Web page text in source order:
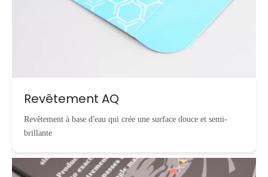
Revêtement AQ
Revêtement à base d'eau qui crée une surface douce et semi-
brillante